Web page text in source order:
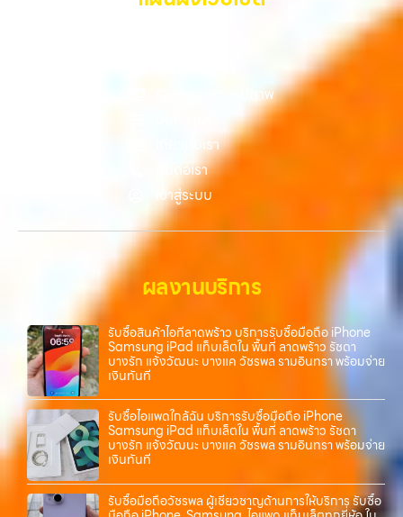
ไม่ได้ขึ้นอยู่แค่ยี่ห้อ แต่ขึ้นอยู่กับสภาพจริง ความครบชุด และความสะดวกใน
การขายของคุณ เราจึงตั้งใจให้บริการในเขต ลาดพร้าว, รัชดา, บางรัก,
แจ้งวัฒนะ, บางแค, วัชรพล, รามอินทรา, บางนา, บางพลี, เกษตรนวมินทร์,
เสนานิคม, วังหิน อย่างเต็มที่ ไม่ว่าคุณจะค้นหาคำว่า “รับซื้อมือถือใกล้ฉัน”,
“รับซื้อโทรศัพท์มือสองกรุงเทพ”, “ขาย iPad ได้ราคา”, “รับซื้อแท็บเล็ต
กรุงเทพถึงที่”, หรือ “รับซื้อ Samsung มือสอง ราคาสูง” — ที่นี่คือคำตอบ
เพราะบริการของเรามุ่งตรงให้คุณได้รับราคาและความสะดวกสบายที่เหนือ
กว่า เลือกเราแล้วคุณจะได้บริการที่คุณไว้วางใจ พร้อมทีมงานที่พร้อม
อำนวยความสะดวก นัดรับถึงที่ ตรวจสภาพอย่างมืออาชีพ และจ่ายเงินทันที
ทั้งหมดนี้เพื่อให้การขายอุปกรณ์ของคุณเป็นเรื่องง่ายขึ้น ดีกว่า รวดเร็วกว่า
และคุ้มค่ากว่า ทำไมต้องเลือกเรา ผู้เชี่ยวชาญด้านการให้บริการ รับซื้อมือถือ
iPhone, Samsung, ไอแพด แท็บเล็ตทุกยี่ห้อ ในราคาสูง พร้อมจ่ายเงิน
ทันที โดยเน้นบริการในพื้นที่ ลาดพร้าว, รัชดา, บางรัก, แจ้งวัฒนะ, บางแค,
วัชรพล, รามอินทรา, รวมถึง บางนา, บางพลี, เกษตรนวมินทร์, เสนานิคม,
วังหินไม่ว่าคุณจะต้องการ รับซื้อโทรศัพท์, รับซื้อแมคบุค, รับซื้อโน๊ตบุ๊ค, รับ
ซื้อแท็บเล็ต, หรือบริการอื่นๆ เกี่ยวกับสินค้าไอที กรุงเทพฯ – เราพร้อมให้
บริการครบวงจร…
Gallery รวมรูปภาพ
เกี่ยวกับเรา
ติดต่อเรา
เข้าสู่ระบบ
ผลงานบริการ
รับซื้อสินค้าไอทีลาดพร้าว บริการรับซื้อมือถือ iPhone
Samsung iPad แท็บเล็ตใน พื้นที่ ลาดพร้าว รัชดา
บางรัก แจ้งวัฒนะ บางแค วัชรพล รามอินทรา พร้อมจ่าย
เงินทันที
รับซื้อไอแพดใกล้ฉัน บริการรับซื้อมือถือ iPhone
Samsung iPad แท็บเล็ตใน พื้นที่ ลาดพร้าว รัชดา
บางรัก แจ้งวัฒนะ บางแค วัชรพล รามอินทรา พร้อมจ่าย
เงินทันที
รับซื้อมือถือวัชรพล ผู้เชี่ยวชาญด้านการให้บริการ รับซื้อ